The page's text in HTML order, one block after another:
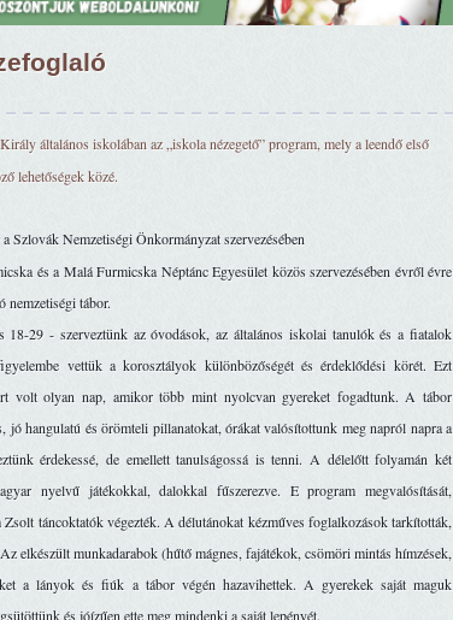
általános iskolában az „iskola nézegető” program, mely a leendő első
lehetőségek közé.
a Szlovák Nemzetiségi Önkormányzat szervezésében
és a Malá Furmicska Néptánc Egyesület közös szervezésében évről évre
nemzetiségi tábor.
29 - szerveztünk az óvodások, az általános iskolai tanulók és a fiatalok
vettük a korosztályok különbözőségét és érdeklődési körét. Ezt
volt olyan nap, amikor több mint nyolcvan gyereket fogadtunk. A tábor
hangulatú és örömteli pillanatokat, órákat valósítottunk meg napról napra a
érdekessé, de emellett tanulságossá is tenni. A délelőtt folyamán két
nyelvű játékokkal, dalokkal fűszerezve. E program megvalósítását,
táncoktatók végezték. A délutánokat kézműves foglalkozások tarkították,
elkészült munkadarabok (hűtő mágnes, fajátékok, csömöri mintás hímzések,
a lányok és fiúk a tábor végén hazavihettek. A gyerekek saját maguk
és jóízűen ette meg mindenki a saját lepényét.